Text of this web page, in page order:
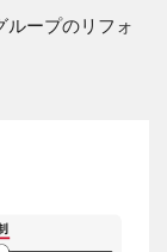
ループのリフォ